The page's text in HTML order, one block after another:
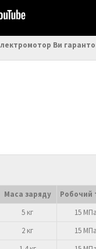
Ви
Маса заряду
Робочий
5 кг
15 МПа
2 кг
15 МПа